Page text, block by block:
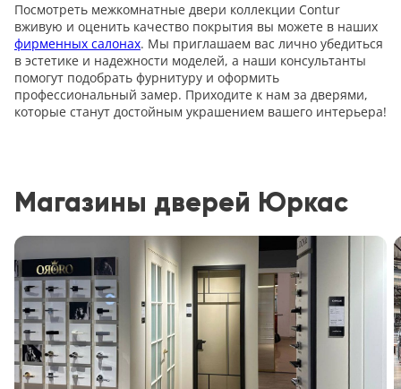
Посмотреть межкомнатные двери коллекции Contur
вживую и оценить качество покрытия вы можете в наших
фирменных салонах. Мы приглашаем вас лично убедиться
в эстетике и надежности моделей, а наши консультанты
помогут подобрать фурнитуру и оформить
профессиональный замер. Приходите к нам за дверями,
которые станут достойным украшением вашего интерьера!
Магазины дверей Юркас